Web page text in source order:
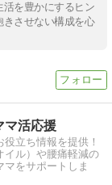
活を豊かにするヒン
きさせない構成を心
マ活応援
立ち情報を提供！
イル）や腰痛軽減の
をサポートしま